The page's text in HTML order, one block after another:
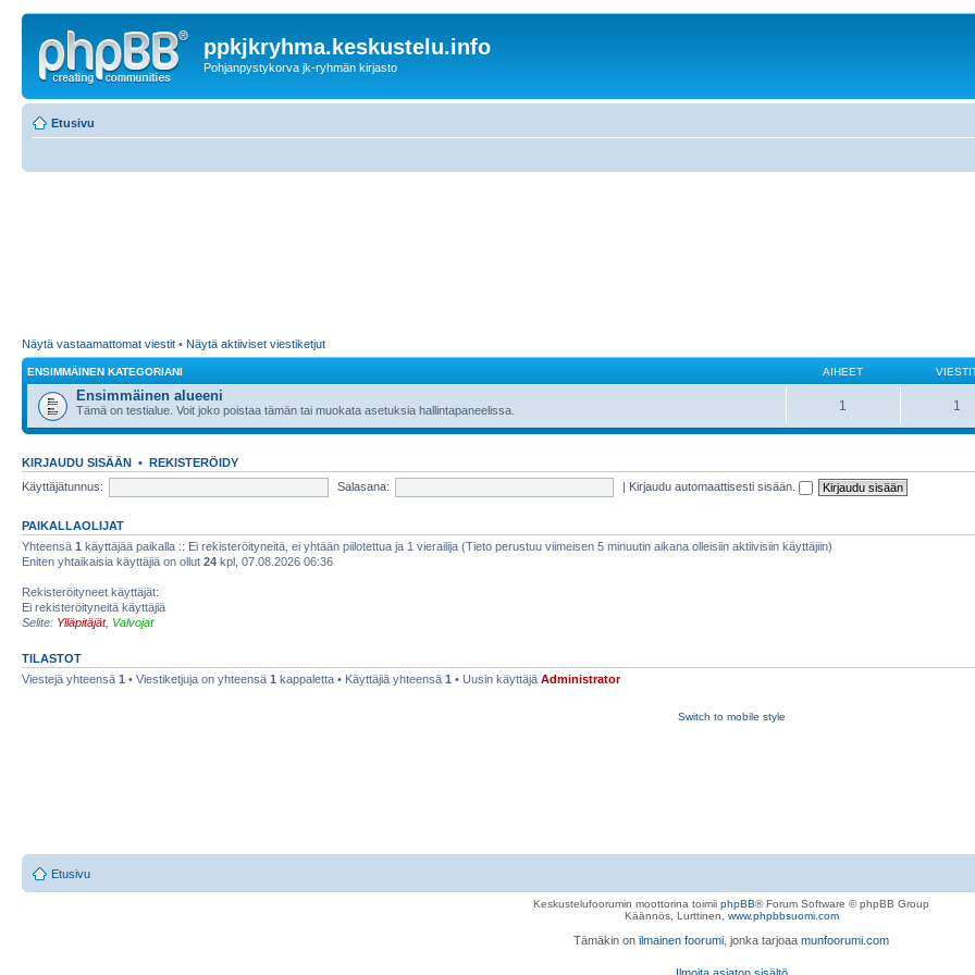
ppkjkryhma.keskustelu.info
Pohjanpystykorva jk-ryhmän kirjasto
Etusivu
Näytä vastaamattomat viestit • Näytä aktiiviset viestiketjut
ENSIMMÄINEN KATEGORIANI AIHEET
Ensimmäinen alueeni
Tämä on testialue. Voit joko poistaa tämän tai muokata asetuksia hallintapaneelissa. 1 1
KIRJAUDU SISÄÄN • REKISTERÖIDY
Käyttäjätunnus:
Salasana: | Kirjaudu automaattisesti sisään.
PAIKALLAOLIJAT
Yhteensä 1 käyttäjää paikalla :: Ei rekisteröityneitä, ei yhtään piilotettua ja 1 vierailija (Tieto perustuu viimeisen 5 minuutin aikana olleisiin aktiivisiin käyttäjiin)
Eniten yhtaikaisia käyttäjiä on ollut 24 kpl, 07.08.2026 06:36
Rekisteröityneet käyttäjät:
Ei rekisteröityneitä käyttäjiä
Selite: Ylläpitäjät, Valvojat
TILASTOT
Viestejä yhteensä 1 • Viestiketjuja on yhteensä 1 kappaletta • Käyttäjiä yhteensä 1 • Uusin käyttäjä Administrator
Switch to mobile style
Etusivu
Keskustelufoorumin moottorina toimii phpBB® Forum Software © phpBB Group
Käännös, Lurttinen, www.phpbbsuomi.com
Tämäkin on ilmainen foorumi , jonka tarjoaa munfoorumi.com